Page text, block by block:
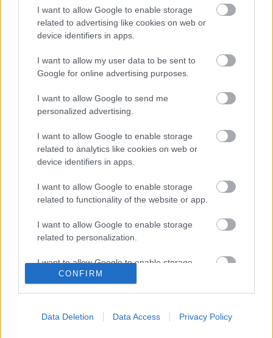
I want to allow Google to enable storage
related to advertising like cookies on web or
device identifiers in apps.
I want to allow my user data to be sent to
Google for online advertising purposes.
I want to allow Google to send me
personalized advertising.
I want to allow Google to enable storage
related to analytics like cookies on web or
device identifiers in apps.
I want to allow Google to enable storage
related to functionality of the website or app.
I want to allow Google to enable storage
related to personalization.
I want to allow Google to enable storage
related to security, including authentication
CONFIRM
Data Deletion Data Access Privacy Policy
Az ország kedvenc énekes házaspárja mellett a zenés
színpadokról ismert Jászai Mari-díjas színművész,
és az ítészekhez újonnan csatlakozó
Bereczki ZoltáneMeRTon-díjas előadó, zenei
producer várja zsűriként a zenei időutazással és száz
szombat esténként érkező Csináljuk a fesztivált! nézőit
a Dunán.
Fotó: MTVA
Kövess minketFacebookonis, ahol további extra
tartalmakat találsz.
Címkék: Szilveszter Duna TV MTVA Csináljuk a fesztivált
szilveszter2024
Ajánlott bejegyzések: